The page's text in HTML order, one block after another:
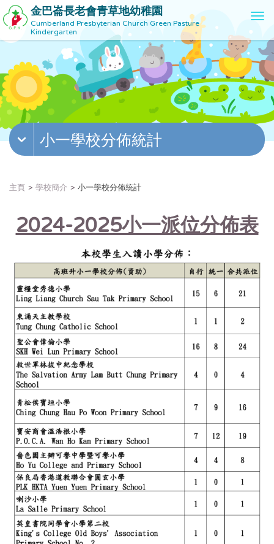
金巴崙長老會青草地幼稚園
Cumberland Presbyterian Church Green Pasture
Kindergarten
T
g
g
l
e
n
a
v
g
n
小一學校分佈統計
主頁 學校簡介 小一學校分佈統計
2024-2025小一派位分佈表